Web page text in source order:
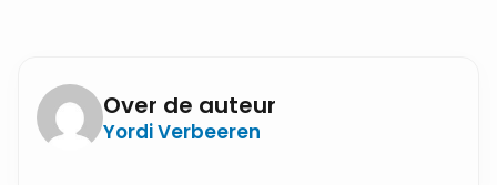
Over de auteur
Yordi Verbeeren